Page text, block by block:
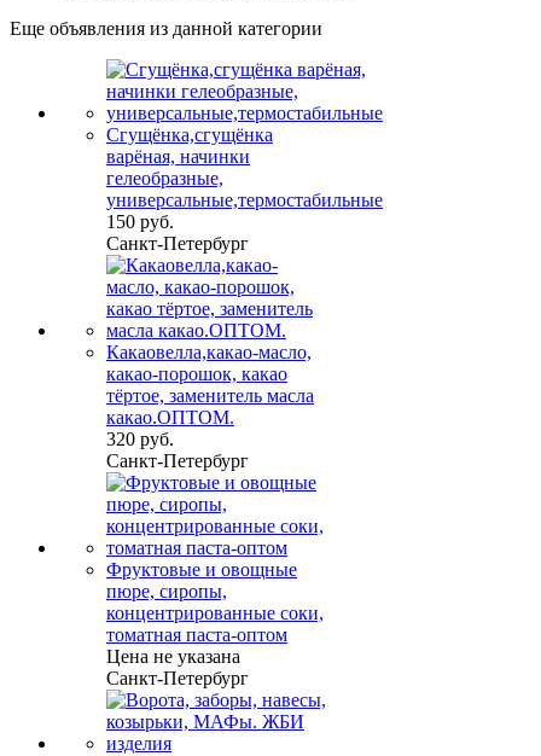
Еще объявления из данной категории
Сгущёнка,сгущёнка
варёная, начинки
гелеобразные,
универсальные,термостабильные
150 руб.
Санкт-Петербург
Какаовелла,какао-масло,
какао-порошок, какао
тёртое, заменитель масла
какао.ОПТОМ.
320 руб.
Санкт-Петербург
Фруктовые и овощные
пюре, сиропы,
концентрированные соки,
томатная паста-оптом
Цена не указана
Санкт-Петербург